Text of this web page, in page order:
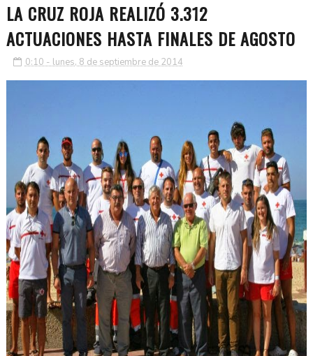
LA CRUZ ROJA REALIZÓ 3.312
ACTUACIONES HASTA FINALES DE AGOSTO
0:10 - lunes, 8 de septiembre de 2014